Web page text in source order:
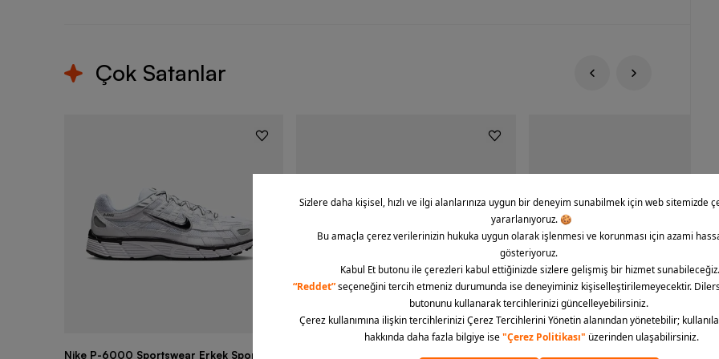
Çok Satanlar
Nike P-6000 Sportswear Erkek Spor
Nike Air Force 1 '07 CO Icon Erkek Spor
Nike Dunk Low Retro Erkek Spor